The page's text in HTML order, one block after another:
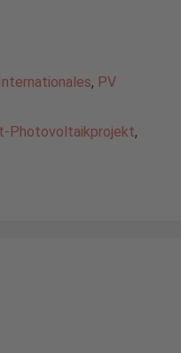
Internationales, PV
Photovoltaikprojekt,